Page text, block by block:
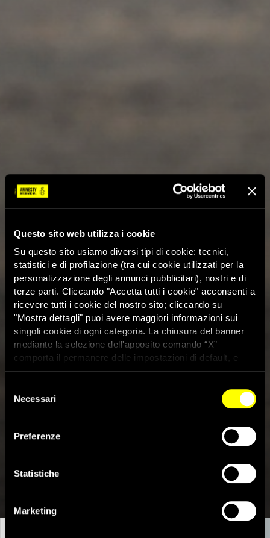
Questo sito web utilizza i cookie
Su questo sito usiamo diversi tipi di cookie: tecnici,
statistici e di profilazione (tra cui cookie utilizzati per la
personalizzazione degli annunci pubblicitari), nostri e di
terze parti. Cliccando "Accetta tutti i cookie" acconsenti a
ricevere tutti i cookie del nostro sito; cliccando su
"Mostra dettagli" puoi avere maggiori informazioni sui
singoli cookie di ogni categoria. La chiusura del banner
mediante la selezione dell'apposito comando “X”
comporta il permanere delle impostazioni di default, e
dunque la continuazione della navigazione con i cookie
dei cookie attivi sul sito clicca
delNecessari
Preferenze
Statistiche
Marketing